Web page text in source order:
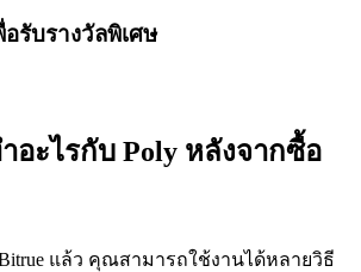
อรับรางวัลพิเศษ
ะไรกับ Poly หลังจากซื้อ
แล้ว คุณสามารถใช้งานได้หลายวิธี